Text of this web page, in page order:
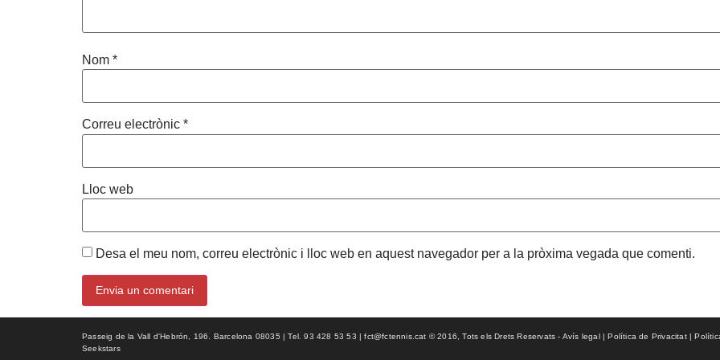
Nom *
Correu electrònic *
Lloc web
Desa el meu nom, correu electrònic i lloc web en aquest navegador per a la pròxima vegada que comenti.
Passeig de la Vall d'Hebrón, 196. Barcelona 08035 | Tel. 93 428 53 53 | fct@fctennis.cat © 2016, Tots els Drets Reservats - Avís legal | Política de Privacitat |
Seekstars